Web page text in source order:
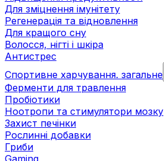
Для зміцнення імунітету
Регенерація та відновлення
Для кращого сну
Волосся, нігті і шкіра
Антистрес
Спортивне харчування. загальне
Ферменти для травлення
Пробіотики
Ноотропи та стимулятори мозку
Захист печінки
Рослинні добавки
Гриби